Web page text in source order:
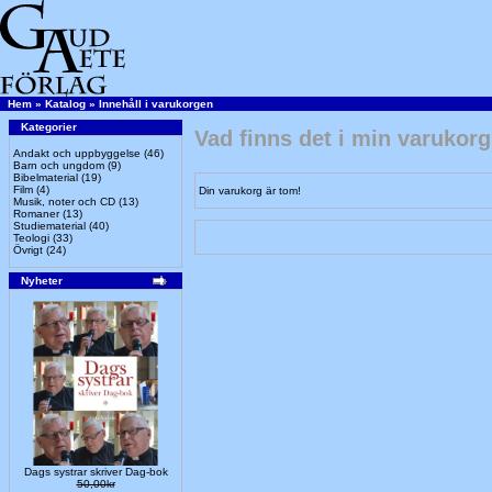
Hem » Katalog » Innehåll i varukorgen
Kategorier
Andakt och uppbyggelse (46)
Barn och ungdom (9)
Bibelmaterial (19)
Film (4)
Musik, noter och CD (13)
Romaner(13)
Studiematerial (40)
Teologi (33)
Övrigt (24)
Nyheter
Dags systrar skriver Dag-bok
50,00kr
Vad finns det i min
Din varukorg är tom!